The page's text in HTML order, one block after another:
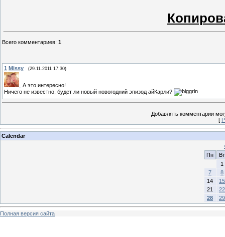
Всего комментариев: 1
1 Missy (29.11.2011 17:30)
А это интересно!
Ничего не известно, будет ли новый новогодний эпизод айКарли?
Добавлять комментарии
[
Calendar
Пн
Вт
1
7
8
14
15
21
22
28
29
Полная версия сайта